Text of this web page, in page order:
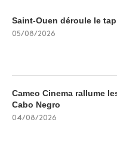
Saint-Ouen déroule le
05/08/2026
Cameo Cinema rallume
Cabo Negro
04/08/2026